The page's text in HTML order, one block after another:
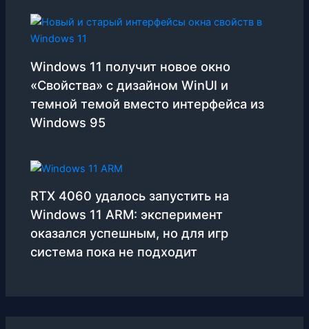
Windows 11 получит новое окно
«Свойства» с дизайном WinUI и
темной темой вместо интерфейса из
Windows 95
RTX 4060 удалось запустить на
Windows 11 ARM: эксперимент
оказался успешным, но для игр
система пока не подходит